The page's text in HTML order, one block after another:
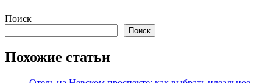
Перейти
содержимому
Поиск
Поиск
Похожие статьи